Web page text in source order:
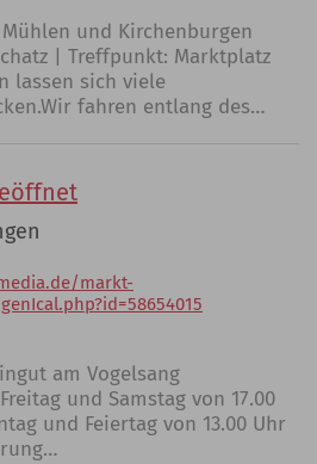
und Kirchenburgen
| Treffpunkt: Marktplatz
lassen sich viele
fahren entlang des…
markt-
am Vogelsang
und Samstag von 17.00
und Feiertag von 13.00 Uhr